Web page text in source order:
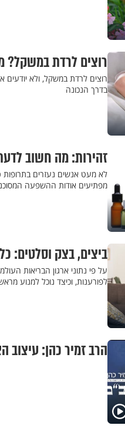
רוצים לרדת במשקל?
בדרך הנכונה
זהירות: מה חשוב
מפתיעים אודות ההשפעה
ביצים, בצק וסלטים:
על פי נתוני ארגון הבריאות
לפורענות, וכיצד נוכל למנוע
הרב זמיר כהן: עיצוב